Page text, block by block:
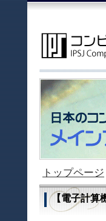
トップページ
【電子計算